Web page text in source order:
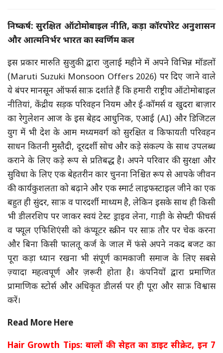
निष्कर्ष: सुरक्षित ऑटोमोबाइल नीति, कड़ा कॉरपोरेट अनुशासन
और आत्मनिर्भर भारत का स्वर्णिम कल
इस प्रकार मारुति सुजुकी द्वारा जुलाई महीने में अपने विभिन्न मॉडलों
(Maruti Suzuki Monsoon Offers 2026) पर दिए जाने वाले
ये बंपर मानसून ऑफर्स साफ़ दर्शाते हैं कि हमारी राष्ट्रीय ऑटोमोबाइल
नीतियां, केंद्रीय सड़क परिवहन नियम और ई-कॉमर्स व खुदरा बाज़ार
का रेगुलेशन आज के इस बेहद आधुनिक, एआई (AI) और डिजिटल
युग में भी देश के आम मध्यमवर्ग को सुरक्षित व किफायती परिवहन
साधन कितनी मुस्तैदी, दूरदर्शी सोच और कड़े संकल्प के साथ उपलब्ध
कराने के लिए कड़े रूप से प्रतिबद्ध है। अपने परिवार की सुरक्षा और
सुविधा के लिए एक बेहतरीन कार चुनना निश्चित रूप से आपके जीवन
की कार्यकुशलता को बढ़ाने और एक स्मार्ट लाइफस्टाइल जीने का एक
बहुत ही सुंदर, साफ़ व पारदर्शी माध्यम है, लेकिन इसके साथ ही किसी
भी डीलरशिप पर जाकर स्वयं टेस्ट ड्राइव लेना, गाड़ी के सेफ्टी फीचर्स
व फ्यूल एफिशिएंसी को कंप्यूटर स्क्रीन पर साफ़ तौर पर चेक करना
और बिना किसी फालतू कर्ज के जाल में फंसे अपने नकद बजट का
पूरा कड़ा ध्यान रखना भी संपूर्ण कामकाजी समाज के लिए सबसे
ज़्यादा महत्वपूर्ण और ज़रूरी होता है। कंपनियों द्वारा प्रमाणित
प्रामाणिक स्टोर्स और अधिकृत डीलर्स पर ही पूरा और साफ़ विश्वास
करें।
Read More Here
Hair Growth Tips: बालों की सेहत का डाइट सीक्रेट, इन 7